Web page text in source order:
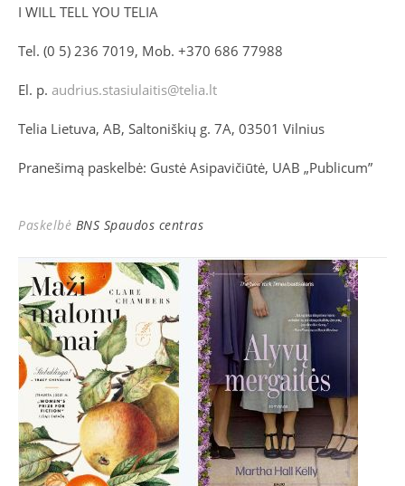
I WILL TELL YOU TELIA
Tel. (0 5) 236 7019, Mob. +370 686 77988
El. p. audrius.stasiulaitis@telia.lt
Telia Lietuva, AB, Saltoniškių g. 7A, 03501 Vilnius
Pranešimą paskelbė: Gustė Asipavičiūtė, UAB „Publicum”
Paskelbė BNS Spaudos centras